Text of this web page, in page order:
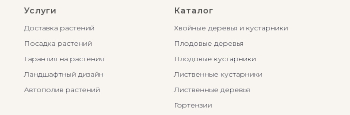
Услуги
Доставка растений
Посадка растений
Гарантия на растения
Ландшафтный дизайн
Автополив растений
Каталог
Хвойные деревья и кустарники
Плодовые деревья
Плодовые кустарники
Лиственные кустарники
Лиственные деревья
Гортензии